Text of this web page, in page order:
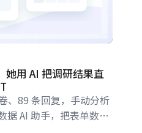
她用 AI 把调研结果直
、89 条回复，手动分析
据 AI 助手，把表单数据